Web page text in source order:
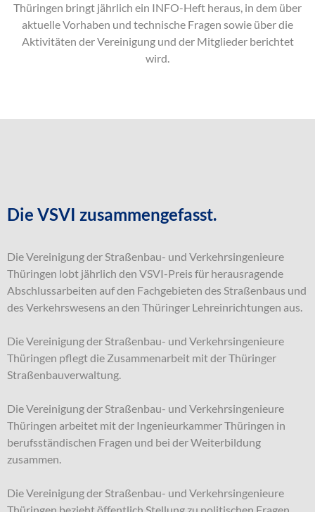
Thüringen bringt jährlich ein INFO-Heft heraus, in dem über
aktuelle Vorhaben und technische Fragen sowie über die
Aktivitäten der Vereinigung und der Mitglieder berichtet
wird.
Die VSVI zusammengefasst.
Die Vereinigung der Straßenbau- und Verkehrsingenieure
Thüringen lobt jährlich den VSVI-Preis für herausragende
Abschlussarbeiten auf den Fachgebieten des Straßenbaus und
des Verkehrswesens an den Thüringer Lehreinrichtungen aus.
Die Vereinigung der Straßenbau- und Verkehrsingenieure
Thüringen pflegt die Zusammenarbeit mit der Thüringer
Straßenbauverwaltung.
Die Vereinigung der Straßenbau- und Verkehrsingenieure
Thüringen arbeitet mit der Ingenieurkammer Thüringen in
berufsständischen Fragen und bei der Weiterbildung
zusammen.
Die Vereinigung der Straßenbau- und Verkehrsingenieure